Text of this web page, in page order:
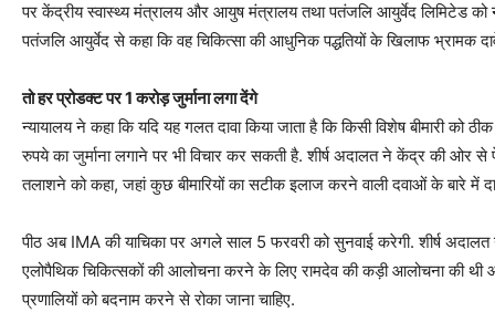
पर केंद्रीय स्वास्थ्य मंत्रालय और आयुष मंत्रालय तथा पतंजलि आयुर्वेद लिमिटेड को
पतंजलि आयुर्वेद से कहा कि वह चिकित्सा की आधुनिक पद्धतियों के खिलाफ भ्रामक
तो हर प्रोडक्ट पर 1 करोड़ जुर्माना लगा देंगे
न्यायालय ने कहा कि यदि यह गलत दावा किया जाता है कि किसी विशेष बीमारी को
रुपये का जुर्माना लगाने पर भी विचार कर सकती है. शीर्ष अदालत ने केंद्र की ओर से
तलाशने को कहा, जहां कुछ बीमारियों का सटीक इलाज करने वाली दवाओं के बारे में
पीठ अब IMA की याचिका पर अगले साल 5 फरवरी को सुनवाई करेगी. शीर्ष
एलोपैथिक चिकित्सकों की आलोचना करने के लिए रामदेव की कड़ी आलोचना की थी
प्रणालियों को बदनाम करने से रोका जाना चाहिए.